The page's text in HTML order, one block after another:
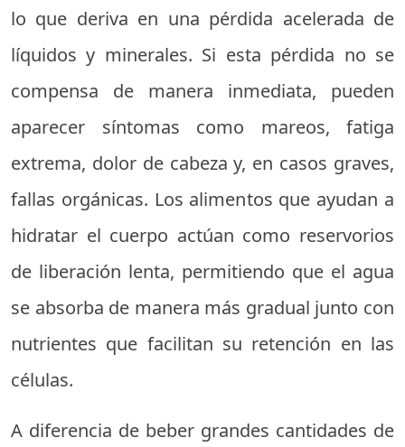
lo que deriva en una pérdida acelerada de
líquidos y minerales. Si esta pérdida no se
compensa de manera inmediata, pueden
aparecer síntomas como mareos, fatiga
extrema, dolor de cabeza y, en casos graves,
fallas orgánicas. Los alimentos que ayudan a
hidratar el cuerpo actúan como reservorios
de liberación lenta, permitiendo que el agua
se absorba de manera más gradual junto con
nutrientes que facilitan su retención en las
células.
A diferencia de beber grandes cantidades de